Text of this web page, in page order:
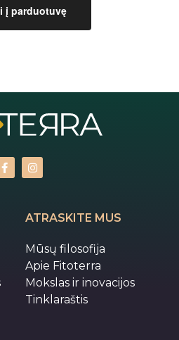
į parduotuvę
ATRASKITE MUS
Mūsų filosofija
Apie Fitoterra
Mokslas ir inovacijos
Tinklaraštis